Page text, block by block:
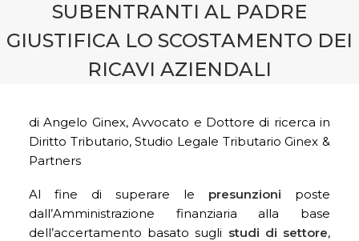
SUBENTRANTI AL PADRE
GIUSTIFICA LO SCOSTAMENTO DEI
RICAVI AZIENDALI
di Angelo Ginex, Avvocato e Dottore di ricerca in
Diritto Tributario, Studio Legale Tributario Ginex &
Partners
Al fine di superare le presunzioni poste
dall’Amministrazione finanziaria alla base
dell’accertamento basato sugli studi di settore,